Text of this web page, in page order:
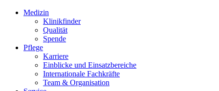
Medizin
Klinikfinder
Qualität
Spende
Pflege
Karriere
Einblicke und Einsatzbereiche
Internationale Fachkräfte
Team & Organisation